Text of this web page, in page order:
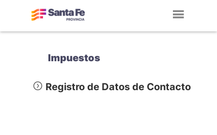
Impuestos
Registro de Datos de Contacto